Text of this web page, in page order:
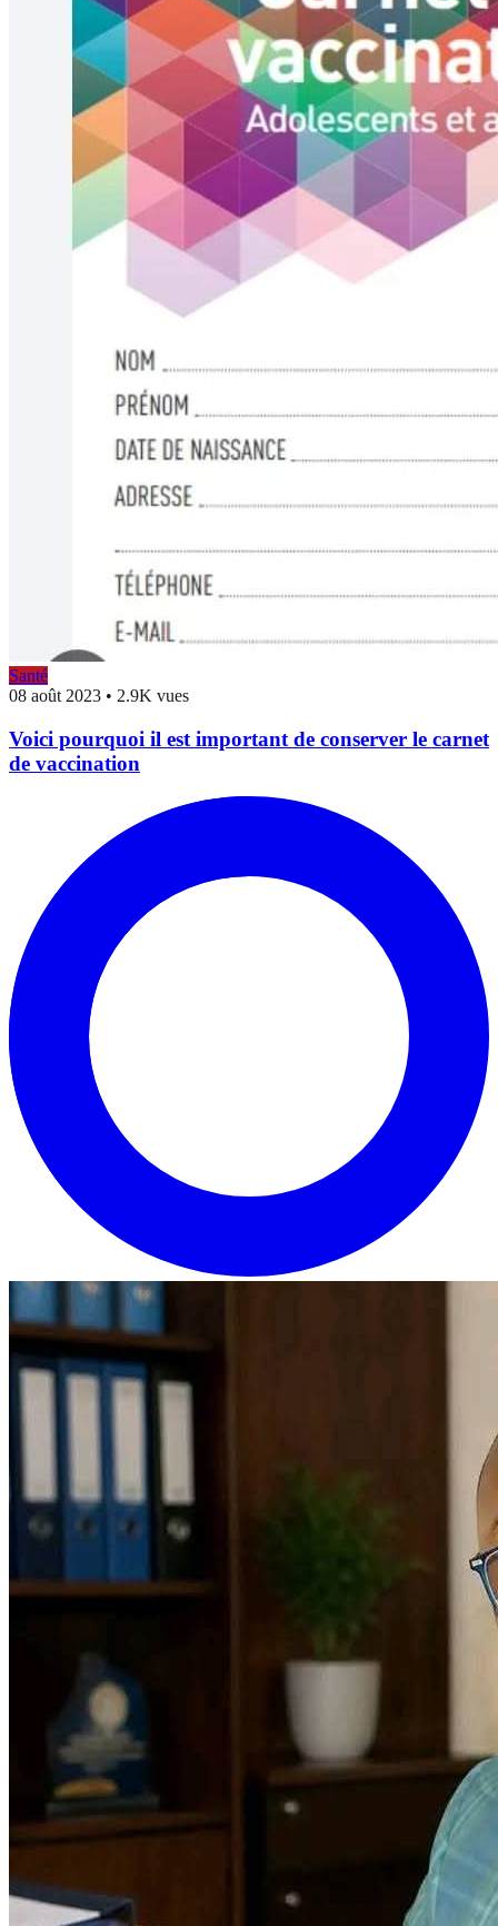
Santé
08 août 2023 • 2.9K vues
Voici pourquoi il est important de conserver le carnet
de vaccination